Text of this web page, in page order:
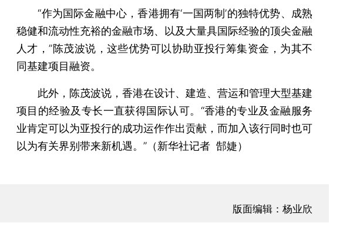
“作为国际金融中心，香港拥有‘一国两制’的独特优势、成熟
稳健和流动性充裕的金融市场、以及大量具国际经验的顶尖金融
人才，”陈茂波说，这些优势可以协助亚投行筹集资金，为其不
同基建项目融资。
此外，陈茂波说，香港在设计、建造、营运和管理大型基建
项目的经验及专长一直获得国际认可。“香港的专业及金融服务
业肯定可以为亚投行的成功运作作出贡献，而加入该行同时也可
以为有关界别带来新机遇。”（新华社记者 郜婕）
版面编辑：杨业欣